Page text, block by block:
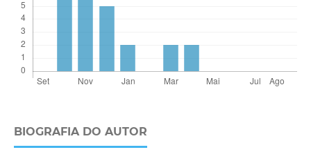
BIOGRAFIA DO AUTOR